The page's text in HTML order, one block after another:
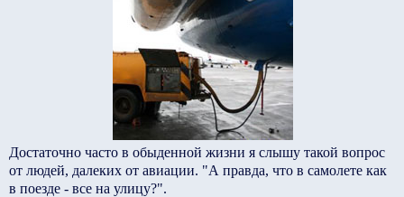
Достаточно часто в обыденной жизни я слышу такой вопрос
от людей, далеких от авиации. "А правда, что в самолете как
в поезде - все на улицу?".